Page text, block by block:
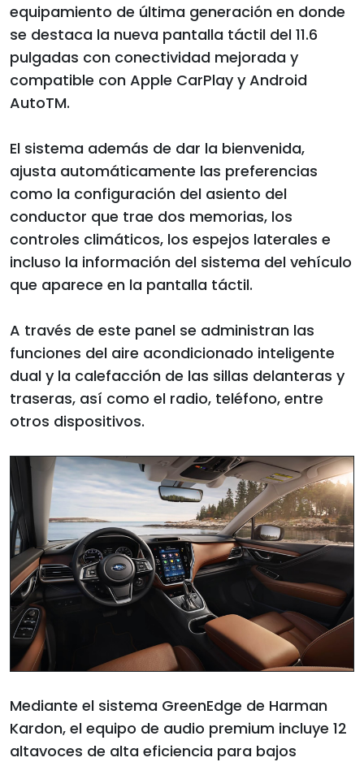
equipamiento de última generación en donde
se destaca la nueva pantalla táctil del 11.6
pulgadas con conectividad mejorada y
compatible con Apple CarPlay y Android
AutoTM.
El sistema además de dar la bienvenida,
ajusta automáticamente las preferencias
como la configuración del asiento del
conductor que trae dos memorias, los
controles climáticos, los espejos laterales e
incluso la información del sistema del vehículo
que aparece en la pantalla táctil.
A través de este panel se administran las
funciones del aire acondicionado inteligente
dual y la calefacción de las sillas delanteras y
traseras, así como el radio, teléfono, entre
otros dispositivos.
Mediante el sistema GreenEdge de Harman
Kardon, el equipo de audio premium incluye 12
altavoces de alta eficiencia para bajos